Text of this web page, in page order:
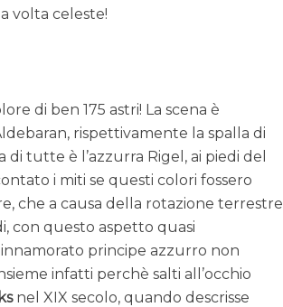
volta celeste!
di ben 175 astri! La scena è
rispettivamente la spalla di
tutte è l’azzurra Rigel, ai piedi del
i miti se questi colori fossero
che a causa della rotazione terrestre
con questo aspetto quasi
principe azzurro non
infatti perchè salti all’occhio
nel XIX secolo, quando descrisse